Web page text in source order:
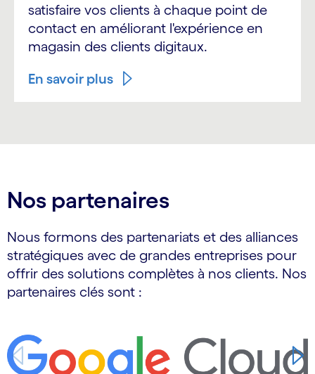
satisfaire vos clients à chaque point de
contact en améliorant l'expérience en
magasin des clients digitaux.
En savoir plus
Nos partenaires
Nous formons des partenariats et des alliances
stratégiques avec de grandes entreprises pour
offrir des solutions complètes à nos clients. Nos
partenaires clés sont :
Carousel starts